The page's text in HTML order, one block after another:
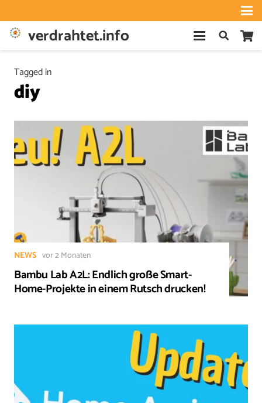
verdrahtet.info
Tagged in
diy
NEWS vor 2 Monaten
Bambu Lab A2L: Endlich große Smart-
Home-Projekte in einem Rutsch drucken!